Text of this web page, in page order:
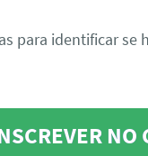
para identificar se
NO